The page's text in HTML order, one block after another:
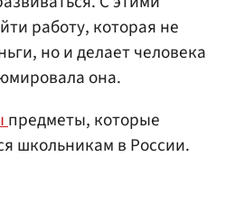
работу, которая не
но и делает человека
она.
предметы, которые
школьникам в России.